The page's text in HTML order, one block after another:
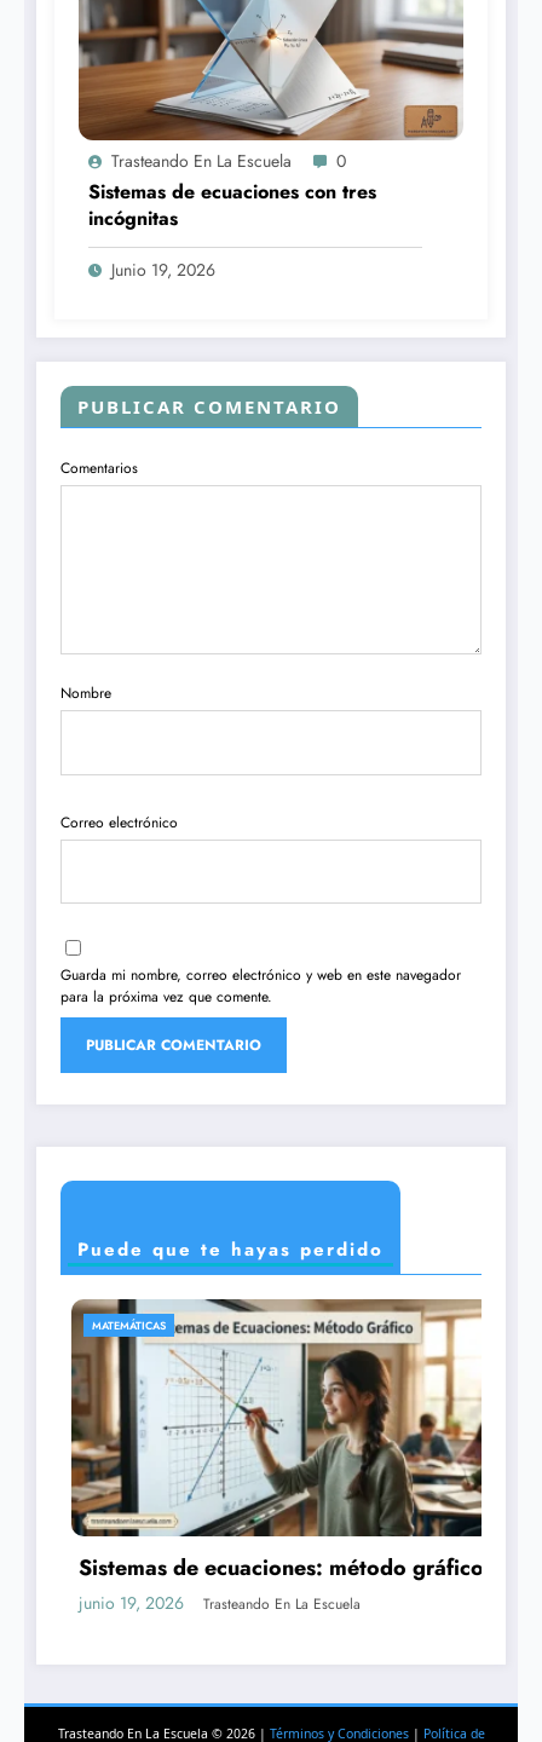
Trasteando En La Escuela 0
Sistemas de ecuaciones con tres
incógnitas
Junio 19, 2026
PUBLICAR COMENTARIO
Comentarios
Nombre
Correo electrónico
Guarda mi nombre, correo electrónico y web en este navegador
para la próxima vez que comente.
Puede que te hayas perdido
CIENCIAS
Los exoplanetas: planetas fuera del
sistema solar